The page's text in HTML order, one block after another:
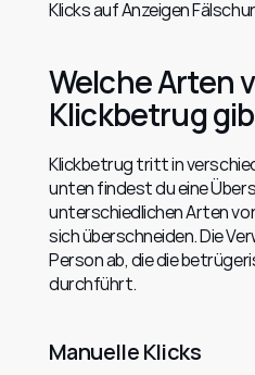
Klicks auf Anzeigen
Welche Arten
Klickbetrug
Klickbetrug tritt in
unten findest du eine
unterschiedlichen Arten
sich überschneiden. Die
Person ab, die die
durchführt.
Manuelle Klicks